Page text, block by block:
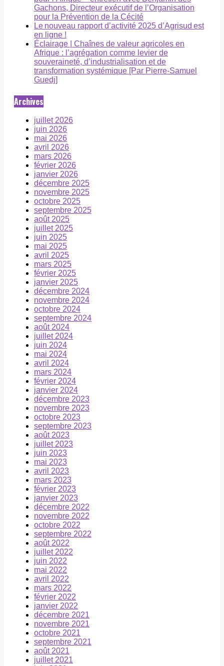
Gachons, Directeur exécutif de l’Organisation
pour la Prévention de la Cécité
Le nouveau rapport d’activité 2025 d’Agrisud est
en ligne !
Éclairage | Chaînes de valeur agricoles en
Afrique : l’agrégation comme levier de
souveraineté, d’industrialisation et de
transformation systémique [Par Pierre-Samuel
Guedj]
Archives
juillet 2026
juin 2026
mai 2026
avril 2026
mars 2026
février 2026
janvier 2026
décembre 2025
novembre 2025
octobre 2025
septembre 2025
août 2025
juillet 2025
juin 2025
mai 2025
avril 2025
mars 2025
février 2025
janvier 2025
décembre 2024
novembre 2024
octobre 2024
septembre 2024
août 2024
juillet 2024
juin 2024
mai 2024
avril 2024
mars 2024
février 2024
janvier 2024
décembre 2023
novembre 2023
octobre 2023
septembre 2023
août 2023
juillet 2023
juin 2023
mai 2023
avril 2023
mars 2023
février 2023
janvier 2023
décembre 2022
novembre 2022
octobre 2022
septembre 2022
août 2022
juillet 2022
juin 2022
mai 2022
avril 2022
mars 2022
février 2022
janvier 2022
décembre 2021
novembre 2021
octobre 2021
septembre 2021
août 2021
juillet 2021